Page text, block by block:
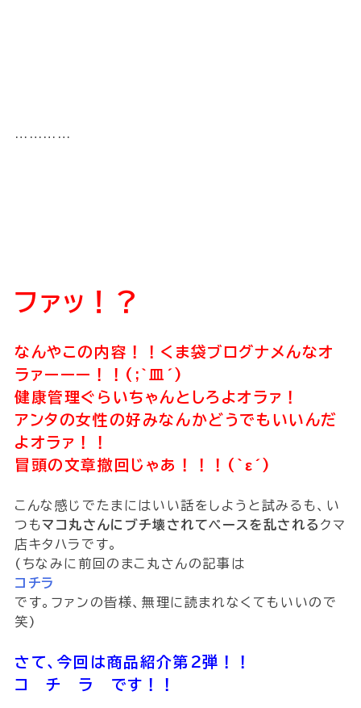
…………
ファッ！？
なんやこの内容！！くま袋ブログナメんなオ
ラァーーー！！(;`皿´)
健康管理ぐらいちゃんとしろよオラァ！
アンタの女性の好みなんかどうでもいいんだ
よオラァ！！
冒頭の文章撤回じゃあ！！！(｀ε´)
こんな感じでたまにはいい話をしようと試みるも、い
つもマコ丸さんにブチ壊されてペースを乱される クマ
店キタハラです。
(ちなみに前回のまこ丸さんの記事は
コチラ
です。ファンの皆様、無理に読まれなくてもいいので
笑)
さて、今回は商品紹介第2弾！！
コ チ ラ です！！